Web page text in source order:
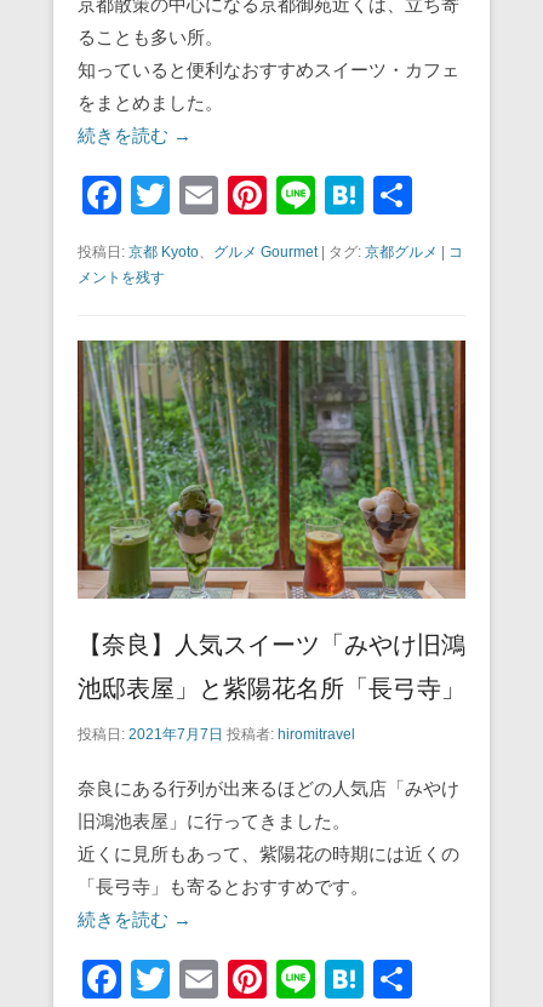
ることも多い所。
知っていると便利なおすすめスイーツ・カフェ
をまとめました。
続きを読む →
F
a
c
b
o
o
k
T
tt
E
m
ail
Pi
st
Li
e
H
at
e
a
投稿日: 京都 Kyoto、 グルメ Gourmet| タグ: 京都グルメ | コ
メントを残す
【奈良】人気スイーツ「みやけ旧鴻
池邸表屋」と紫陽花名所「長弓寺」
投稿日: 2021年7月7日 投稿者: hiromitravel
奈良にある行列が出来るほどの人気店「みやけ
旧鴻池表屋」に行ってきました。
近くに見所もあって、紫陽花の時期には近くの
「長弓寺」も寄るとおすすめです。
続きを読む →
F
T
E
Pi
Li
H